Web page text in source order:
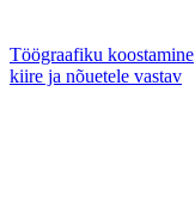
Töögraafiku koostamine
kiire ja nõuetele vastav